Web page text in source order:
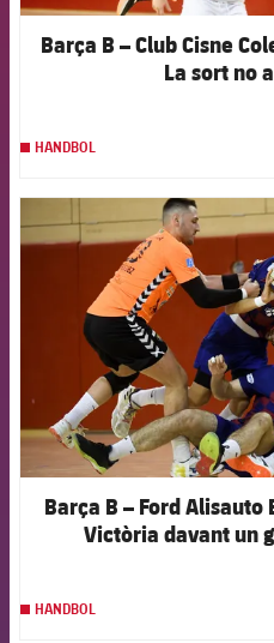
Barça B – Club Cisne
La sort no
HANDBOL
Barça B – Ford Alisauto
Victòria davant un
HANDBOL